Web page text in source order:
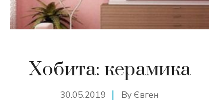
Хобита: керамика
30.05.2019 By Євген